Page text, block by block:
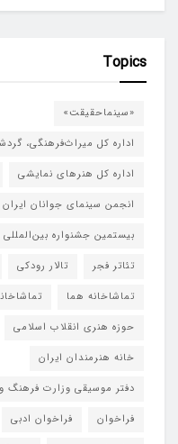
Topics
«سینماحقیقت»
اداره کل میراث‌فرهنگی،
اداره کل هنرهای نمایشی
انجمن سینمای جوانان ایران
بیستمین جشنواره
تئاتر فجر
تالار رودکی
تماشاخانه هما
حوزه هنری انقلاب اسلامی
خانه هنرمندان ایران
دفتر موسیقی وزارت فرهنگ
فراخوان
فراخوان ادبی